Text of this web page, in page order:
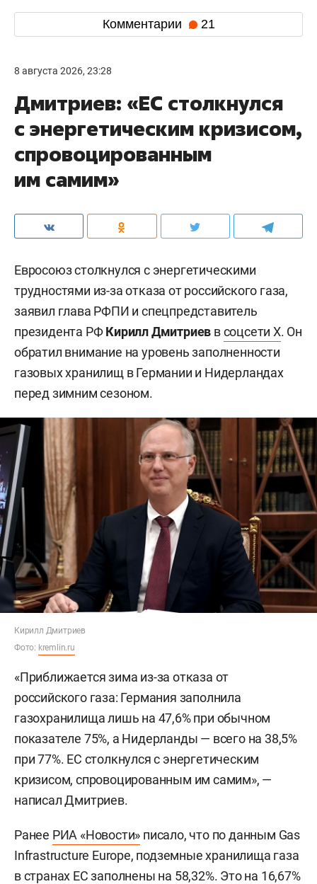
Комментарии 21
8 августа 2026, 23:28
Дмитриев: «ЕС столкнулся
с энергетическим кризисом,
спровоцированным
им самим»
Евросоюз столкнулся с энергетическими
трудностями из-за отказа от российского газа,
заявил глава РФПИ и спецпредставитель
президента РФКирилл Дмитриев всоцсети X. Он
обратил внимание на уровень заполненности
газовых хранилищ в Германии и Нидерландах
перед зимним сезоном.
Кирилл Дмитриев
Фото: kremlin.ru
«Приближается зима из-за отказа от
российского газа: Германия заполнила
газохранилища лишь на 47,6% при обычном
показателе 75%, а Нидерланды — всего на 38,5%
при 77%. ЕС столкнулся с энергетическим
кризисом, спровоцированным им самим», —
написал Дмитриев.
Ранее РИА «Новости» писало, что по данным Gas
Infrastructure Europe, подземные хранилища газа
в странах ЕС заполнены на 58,32%. Это на 16,67%